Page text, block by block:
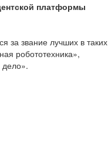
платформы
за звание лучших в таких
робототехника»,